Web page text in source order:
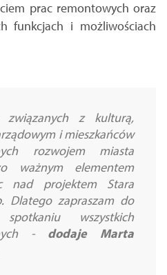
prac remontowych oraz
funkcjach i możliwościach
z kulturą,
i mieszkańców
rozwojem miasta
ważnym elementem
nad projektem Stara
Dlatego zapraszam do
wszystkich
- dodaje Marta